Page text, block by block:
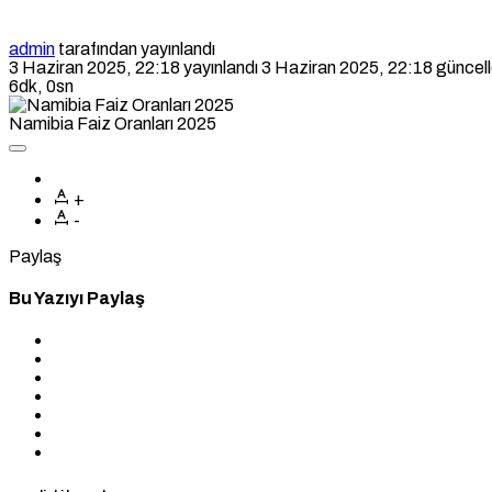
admin tarafından yayınlandı
3 Haziran 2025, 22:18yayınlandı3 Haziran 2025, 22:18
6dk, 0sn
Namibia Faiz Oranları 2025
+
-
Paylaş
Bu Yazıyı Paylaş